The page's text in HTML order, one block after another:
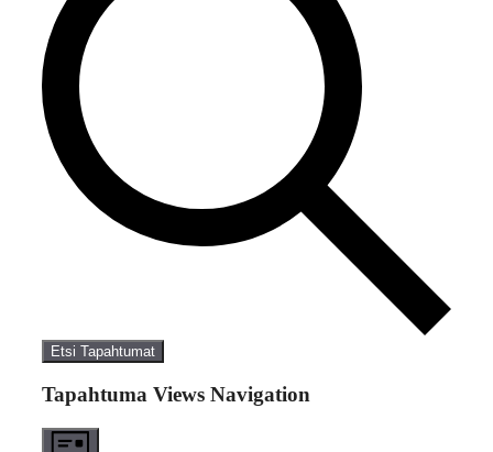
Etsi Tapahtumat
Tapahtuma Views Navigation